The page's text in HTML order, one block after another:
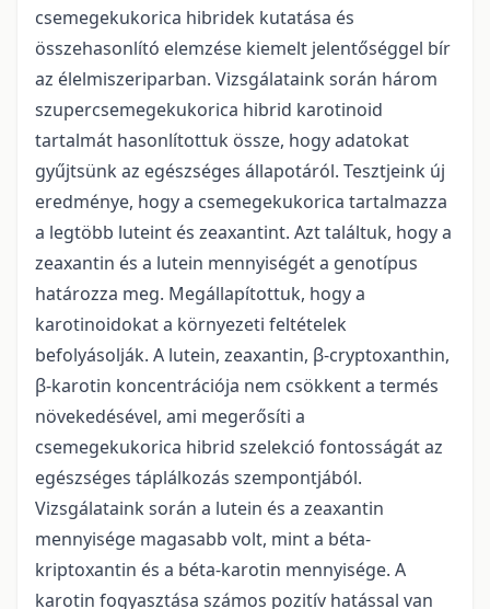
csemegekukorica hibridek kutatása és
összehasonlító elemzése kiemelt jelentőséggel bír
az élelmiszeriparban. Vizsgálataink során három
szupercsemegekukorica hibrid karotinoid
tartalmát hasonlítottuk össze, hogy adatokat
gyűjtsünk az egészséges állapotáról. Tesztjeink új
eredménye, hogy a csemegekukorica tartalmazza
a legtöbb luteint és zeaxantint. Azt találtuk, hogy a
zeaxantin és a lutein mennyiségét a genotípus
határozza meg. Megállapítottuk, hogy a
karotinoidokat a környezeti feltételek
befolyásolják. A lutein, zeaxantin, β-cryptoxanthin,
β-karotin koncentrációja nem csökkent a termés
növekedésével, ami megerősíti a
csemegekukorica hibrid szelekció fontosságát az
egészséges táplálkozás szempontjából.
Vizsgálataink során a lutein és a zeaxantin
mennyisége magasabb volt, mint a béta-
kriptoxantin és a béta-karotin mennyisége. A
karotin fogyasztása számos pozitív hatással van